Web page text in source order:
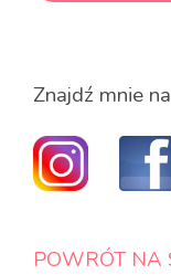
C
m
p
a
n
Znajdź mnie
POWRÓT NA